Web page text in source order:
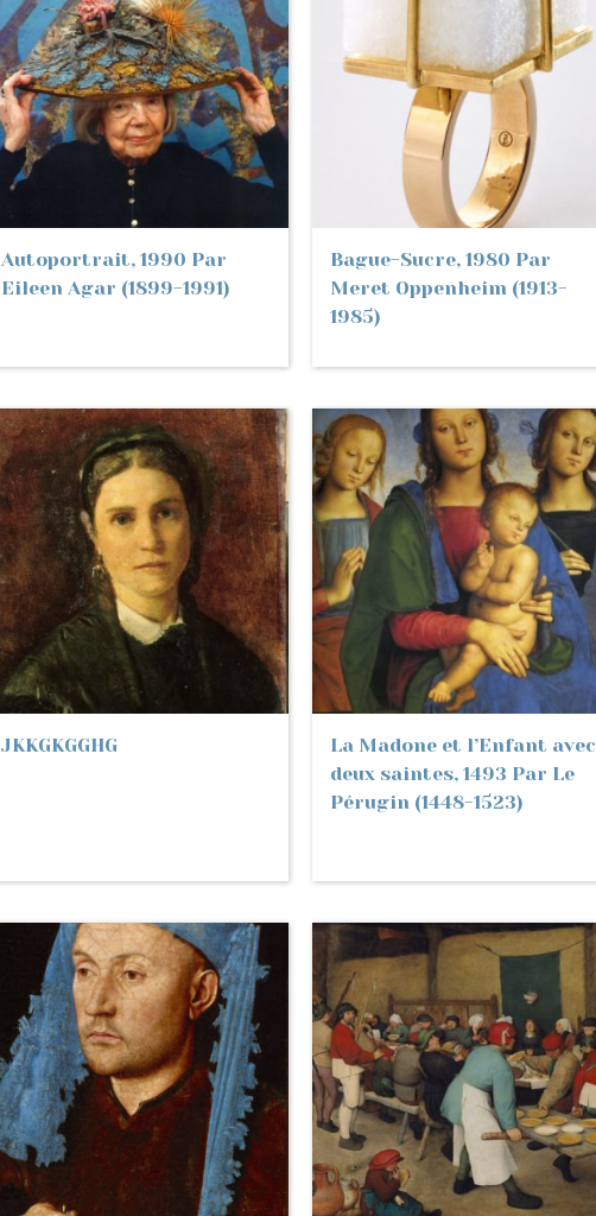
Autoportrait, 1990 Par
Eileen Agar (1899-1991)
Bague-Sucre, 1980 Par
Meret Oppenheim (1913-
1985)
JKKGKGGHG
La Madone et l’Enfant avec
deux saintes, 1493 Par Le
Pérugin (1448-1523)